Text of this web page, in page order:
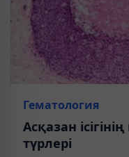
Гематология
Асқазан
түрлері